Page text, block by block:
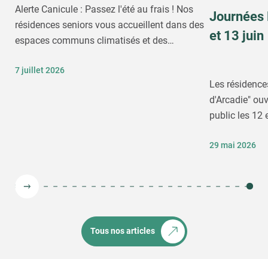
Alerte Canicule : Passez l'été au frais ! Nos
résidences seniors vous accueillent dans des
espaces communs climatisés et des
7 juillet 2026
Journées
et 13 juin
Les
d'Arcadie"
public les 12
29 mai 2026
Tous nos articles